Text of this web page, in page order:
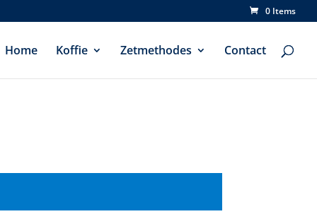
0 Items
Home Koffie Zetmethodes Contact